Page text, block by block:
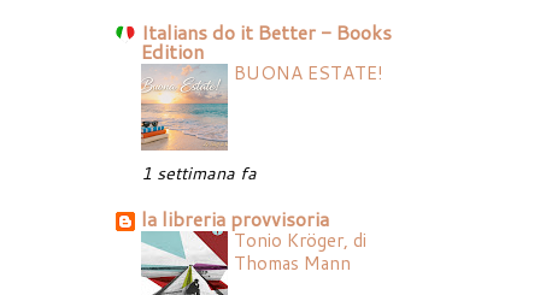
Italians do it Better - Books
Edition
BUONA ESTATE!
1 settimana fa
la libreria provvisoria
Tonio Kröger, di
Thomas Mann